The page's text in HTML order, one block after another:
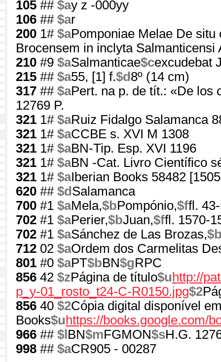
105 ## $ay z -000yy
106 ## $ar
200 1# $aPomponiae Melae De
Brocensem in inclyta
210 #9 $aSalmanticae$cexcudebat
215 ## $a55, [1] f.$d 8º (14 cm)
317 ## $aPert. na p. de tít.: «De los
12769 P.
321 1# $aRuiz Fidalgo Salamanca
321 1# $aCCBE s. XVI M 1308
321 1# $aBN-Tip. Esp. XVI 1196
321 1# $aBN -Cat. Livro Científico
321 1# $aIberian Books 58482
620 ## $d Salamanca
700 #1 $aMela,$bPompónio,$ffl.
702 #1 $aPerier,$bJuan,$ffl. 1570-
702 #1 $aSánchez de Las Brozas,
712 02 $aOrdem dos Carmelitas
801 #0 $aPT$bBN$gRPC
856 42 $zPágina de título$u http://
p_y-01_rosto_t24-C-R0150.jpg$2
856 40 $2Cópia digital disponível
Books$u https://books.google.com/
966 ## $l BN$mFGMON$sH.G.
998 ## $aCR905 - 00287